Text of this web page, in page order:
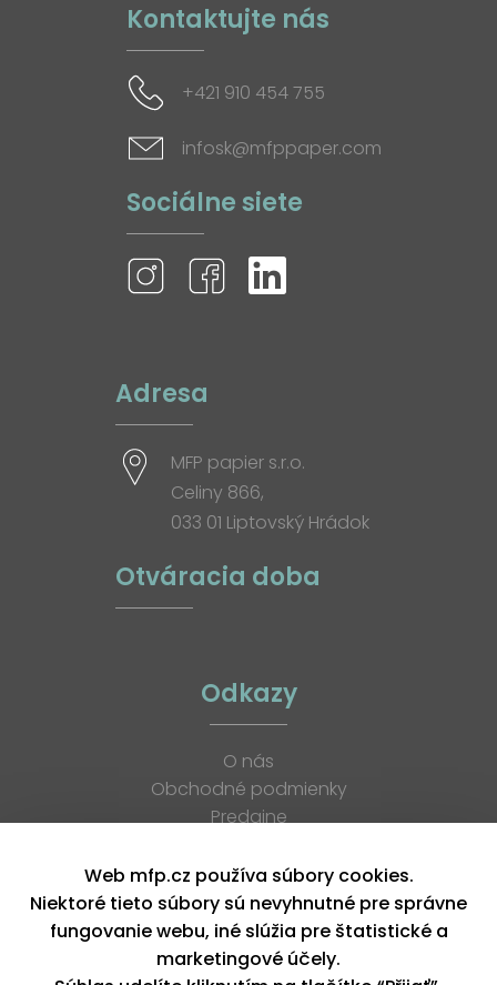
Kontaktujte nás
+421 910 454 755
infosk@mfppaper.com
Sociálne siete
Adresa
MFP papier s.r.o.
Celiny 866,
033 01 Liptovský Hrádok
Otváracia doba
Odkazy
O nás
Obchodné podmienky
Predajne
K stiahnutiu
Blog
Kontakt
Kariéra
Web mfp.cz používa súbory cookies.
Niektoré tieto súbory sú nevyhnutné pre správne
fungovanie webu, iné slúžia pre štatistické a
marketingové účely.